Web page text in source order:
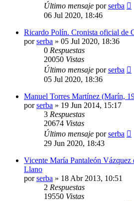
Último mensaje porserba
06 Jul 2020, 18:46
Ricardo Polín. Cronista oficial de
porserba » 05 Jul 2020, 18:36
0 Respuestas
20050 Vistas
Último mensaje porserba
05 Jul 2020, 18:36
Manuel Torres Martínez (Marín,
porserba » 19 Jun 2014, 15:17
3 Respuestas
20674 Vistas
Último mensaje porserba
29 Jun 2020, 18:43
Vicente María Pantaleón
Llano
porserba » 18 Abr 2013, 10:51
2 Respuestas
19550 Vistas